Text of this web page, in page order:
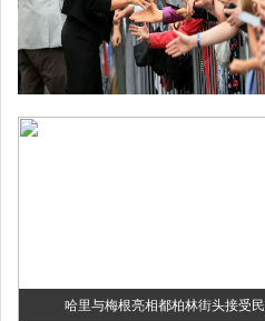
哈里与梅根亮相都柏林街头接受